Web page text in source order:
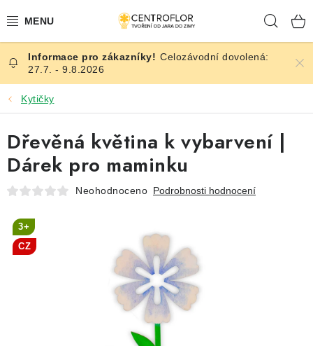
na
SEZÓNNÍ TVOŘENÍ
DŘEVĚNÉ VÝROBKY
MEDAILE
PLACKY A MAGNETKY
KVĚTINY A LISTY
Celozávodní dovolená:
27.7. - 9.8.2026
Kytičky
Dřevěná květina k vybarvení |
Dárek pro maminku
Neohodnoceno Podrobnosti hodnocení
3+
CZ